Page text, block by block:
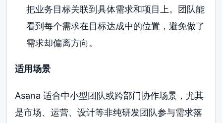
把业务目标关联到具体需求和项目上。团队能
看到每个需求在目标达成中的位置，避免做了
需求却偏离方向。
适用场景
Asana 适合中小型团队或跨部门协作场景，尤其
是市场、运营、设计等非纯研发团队参与需求落